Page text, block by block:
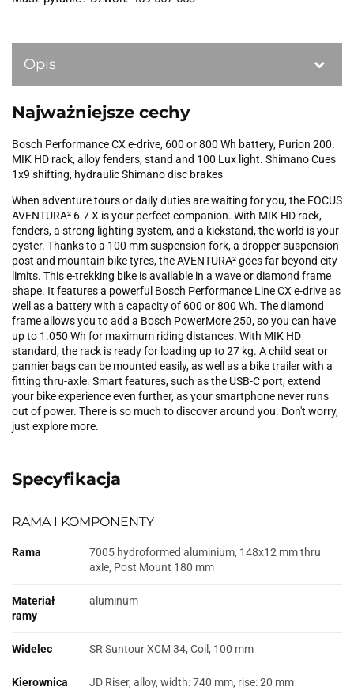
Opis
Najważniejsze cechy
Bosch Performance CX e-drive, 600 or 800 Wh battery, Purion 200.
MIK HD rack, alloy fenders, stand and 100 Lux light. Shimano Cues
1x9 shifting, hydraulic Shimano disc brakes
When adventure tours or daily duties are waiting for you, the FOCUS
AVENTURA² 6.7 X is your perfect companion. With MIK HD rack,
fenders, a strong lighting system, and a kickstand, the world is your
oyster. Thanks to a 100 mm suspension fork, a dropper suspension
post and mountain bike tyres, the AVENTURA² goes far beyond city
limits. This e-trekking bike is available in a wave or diamond frame
shape. It features a powerful Bosch Performance Line CX e-drive as
well as a battery with a capacity of 600 or 800 Wh. The diamond
frame allows you to add a Bosch PowerMore 250, so you can have
up to 1.050 Wh for maximum riding distances. With MIK HD
standard, the rack is ready for loading up to 27 kg. A child seat or
pannier bags can be mounted easily, as well as a bike trailer with a
fitting thru-axle. Smart features, such as the USB-C port, extend
your bike experience even further, as your smartphone never runs
out of power. There is so much to discover around you. Don't worry,
just explore more.
Specyfikacja
RAMA I KOMPONENTY
Rama
7005 hydroformed aluminium, 148x12 mm thru
axle, Post Mount 180 mm
Materiał
ramy
aluminum
Widelec SR Suntour XCM 34, Coil, 100 mm
Kierownica JD Riser, alloy, width: 740 mm, rise: 20 mm